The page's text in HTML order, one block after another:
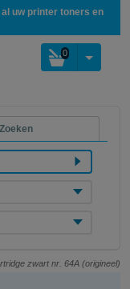
uw printer toners en
0
Zoeken
zwart nr. 64A (origineel)